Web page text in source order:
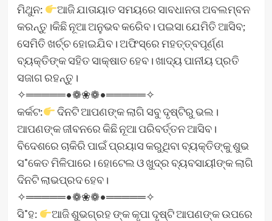
ମିଥୁନ:
ଆଜି ଯାତାୟାତ ସମୟରେ ସାବଧାନତା ଅବଲମ୍ବନ
କରନ୍ତୁ।କିଛି ନୂଆ ଅନୁଭବ କରି‌େବ। ପଇସା ଯେମିତି ଆସିବ;
ସେମିତି ଖର୍ଚ୍ଚ ହୋଇଯିବ। ଅଫିସ୍‌ରେ ମହତ୍ତ୍ବପୂର୍ଣ୍ଣ
ବ୍ୟକ୍ତିଙ୍କ ସହିତ ସାକ୍ଷାତ ହେବ। ଖାଦ୍ୟ ପାନୀୟ ପ୍ରତି
ସଜାଗ ରହନ୍ତୁ।
✧═════•❁❀❁•═════✧
କର୍କଟ:
ଦିନଟି ଆପଣଙ୍କ ଲାଗି ସବୁ ଦୃଷ୍ଟିରୁ ଭଲ।
ଆପଣଙ୍କ ଜୀବନରେ କିଛି ନୂଆ ପରିବର୍ତ୍ତନ ଆସିବ।
ବିଦେଶରେ ଚାକିରି ପାଇଁ ପ୍ରୟାସ କରୁଥିବା ବ୍ୟକ୍ତିଙ୍କୁ ଶୁଭ
ସ˚କେତ ମିଳିପାରେ। ହୋଟେଲ ଓ ଖୁଦ୍ର ବ୍ୟବସାୟୀଙ୍କ ଲାଗି
ଦିନଟି ଲାଭପ୍ରଦ ହେବ।
✧═════•❁❀❁•═════✧
ସି˚ହ:
ଆଜି ଶୁଭଗ୍ରହ ଙ୍କ କୃପା ଦୃଷ୍ଟି ଆପଣଙ୍କ ଉପରେ